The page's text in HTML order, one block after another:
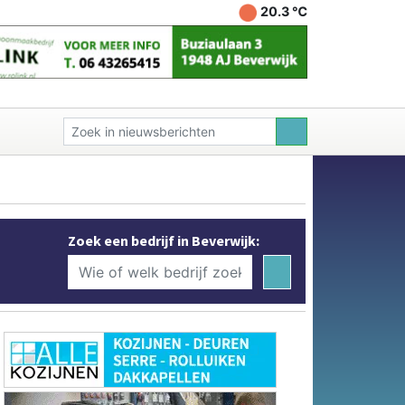
20.3 ℃
Zoek een bedrijf in Beverwijk: